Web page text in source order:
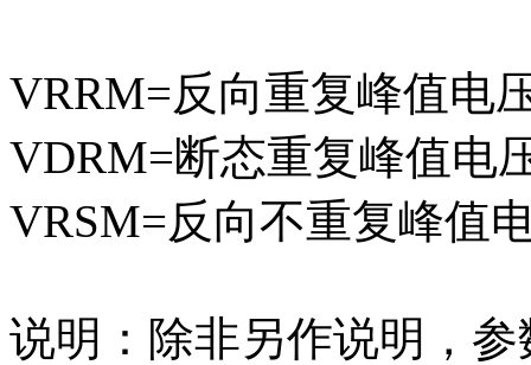
VRRM=反向重复峰值电
VDRM=断态重复峰值电
VRSM=反向不重复峰值
说明：除非另作说明，